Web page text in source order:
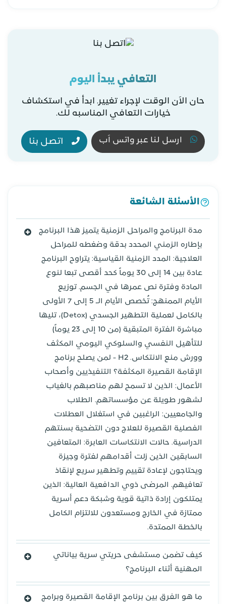
التعافي يبدأ اليوم
حان الاَن الوقت لإجراء تغيير. ابدأ في استكشاف
خيارات التعافي المناسبه لك.
ارسل لنا عبر واتس اَب اتصل بنا
الأسئلة الشائعة
مدة البرنامج والمراحل الزمنية يتميز هذا البرنامج
بإطاره الزمني المحدد بدقة وضغطه للمراحل
العلاجية: المدد الزمنية القياسية: يتراوح البرنامج
عادة بين 14 إلى 30 يوماً كحد أقصى تبعا لنوع
المادة وفترة نص عمرها في الجسم. توزيع
الأيام الممنهج: تُخصص الأيام الـ 5 إلى 7 الأولى
بالكامل لعملية التطهير الجسدي (Detox)، تليها
مباشرة الفترة المتبقية (من 10 إلى 23 يوماً)
للتأهيل النفسي والسلوكي اليومي المكثف
وورش منع الانتكاس. H2 - لمن يصلح برنامج
الإقامة القصيرة المكثفة؟ التنفيذيين وأصحاب
الأعمال: الذين لا تسمح لهم مناصبهم بالغياب
لشهور طويلة عن مؤسساتهم. الطلاب
والجامعيين: الراغبين في استغلال العطلات
الفصلية القصيرة للعلاج دون التضحية بسنتهم
الدراسية. حالات الانتكاسات العابرة: المتعافين
السابقين الذين زلت أقدامهم لفترة وجيزة
ويحتاجون لإعادة تقييم وتطهير سريع لإنقاذ
تعافيهم. المرضى ذوي الدافعية العالية: الذين
يمتلكون إرادة ذاتية قوية وشبكة دعم أسرية
ممتازة في الخارج ومستعدون للالتزام الكامل
بالخطة الممتدة.
كيف تضمن مستشفى حريتي سرية بياناتي
المهنية أثناء البرنامج؟
ما هو الفرق بين برنامج الإقامة القصيرة وبرامج